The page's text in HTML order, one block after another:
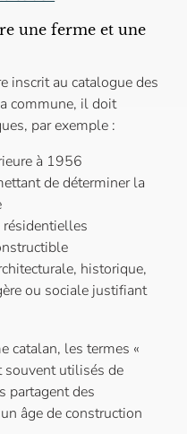
une ferme et une
inscrit au catalogue des
commune, il doit
par exemple :
à 1956
de déterminer la
historique,
ou sociale justifiant
catalan, les termes «
souvent utilisés de
partagent des
âge de construction